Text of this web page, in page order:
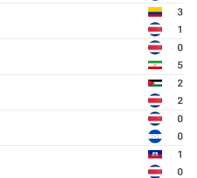
3
1
0
5
2
2
0
0
1
0